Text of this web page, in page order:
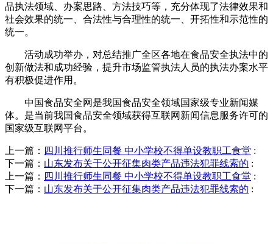
品执法领域、办案思路、方法技巧等，充分体现了法律效果和
社会效果的统一、合法性与合理性的统一、开拓性和示范性的
统一。
活动成功举办，对总结推广全区各地在食品安全执法中的
创新做法和成功经验，提升市场监管执法人员的执法办案水平
有积极促进作用。
中国食品安全网是我国食品安全领域国家级专业新闻媒
体。是当前我国食品安全领域获得互联网新闻信息服务许可的
国家级互联网平台。
上一篇： 四川推行师生同餐 中小学校不得单设教职工食堂 :
下一篇： 山东发布关于公开征集肉类产品违法犯罪线索的 :
上一篇： 四川推行师生同餐 中小学校不得单设教职工食堂 :
下一篇： 山东发布关于公开征集肉类产品违法犯罪线索的 :